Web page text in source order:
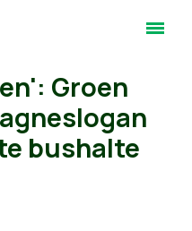
Groen
bushalte